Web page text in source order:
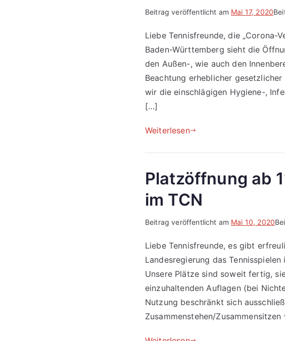
Beitrag veröffentlicht am Mai 17, 2020
Liebe Tennisfreunde, die „Corona-
Baden-Württemberg sieht die
den Außen-, wie auch den
Beachtung erheblicher
wir die einschlägigen Hygiene-,
[…]
Weiterlesen
Platzöffnung ab
im TCN
Beitrag veröffentlicht am Mai 10, 2020
Liebe Tennisfreunde, es gibt
Landesregierung das
Unsere Plätze sind soweit fertig,
einzuhaltenden Auflagen (bei
Nutzung beschränkt sich
Zusammenstehen/